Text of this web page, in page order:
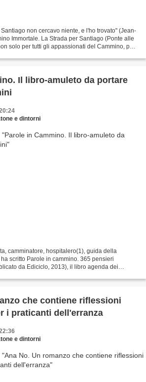
non cercavo niente, e l'ho trovato" (Jean-
Immortale. La Strada per Santiago (Ponte alle
solo per tutti gli appassionati del Cammino, per
Il libro-amuleto da portare
e dintorni
camminatore, hospitalero(1), guida della
scritto Parole in cammino. 365 pensieri
da Ediciclo, 2013), il libro agenda dei
che contiene riflessioni
i praticanti dell'erranza
e dintorni